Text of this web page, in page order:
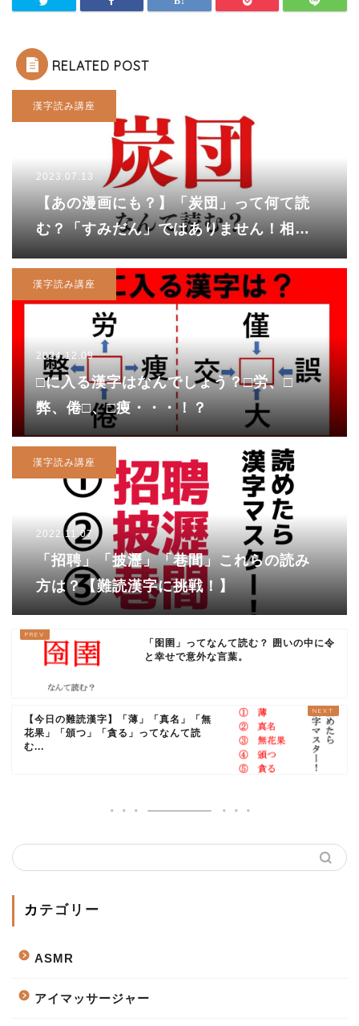
RELATED POST
漢字読み講座
2023.07.13
【あの漫画にも？】「炭団」って何て読
む？「すみだん」ではありません！相撲
用語にもなっているコレ、正解は……
漢字読み講座
2024.12.09
□に入る漢字はなんでしょう？□労、□
弊、倦□、□痩・・・！？
漢字読み講座
2022.11.07
「招聘」「披瀝」「巷間」これらの読み
方は？【難読漢字に挑戦！】
「囹圉」ってなんて読む？ 囲いの中に令
と幸せで意外な言葉。
【今日の難読漢字】「薄」「真名」「無
花果」「頒つ」「貪る」ってなんて読
む...
カテゴリー
ASMR
アイマッサージャー